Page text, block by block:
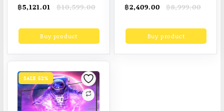
monitor 27 นิ้ว จอ
27นิ้ว IPS (VGA HDMI)
รับประกัน 3 ปี
฿10,599.00
Original
was:
฿10,599.00.
฿5,121.01
Current
is:
฿5,121.01.Buy product
32นิ้ว หน้าจอโค้ง
LED Gaming monitor
฿8,999.00
Original
was:
฿8,999.00.
฿2,409.00
Current
is:
฿2,409.00.Buy product
SALE 52%